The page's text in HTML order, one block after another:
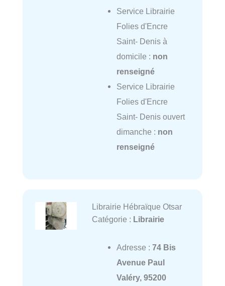
Service Librairie
Folies d'Encre
Saint- Denis à
domicile : non
renseigné
Service Librairie
Folies d'Encre
Saint- Denis ouvert
dimanche : non
renseigné
Librairie Hébraïque Otsar
Catégorie : Librairie
Adresse : 74 Bis
Avenue Paul
Valéry, 95200